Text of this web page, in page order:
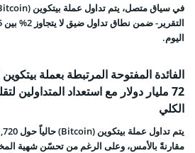
اليوم.
72 مليار دولار مع استعداد المتداولين
الكلي
مقارنةً بالأمس، وعلى الرغم من تحسّن شهية